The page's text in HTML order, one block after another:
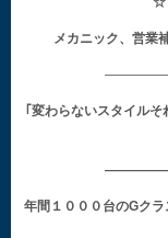
メカニック、営業
｢変わらないスタイル
年間１０００台のGク